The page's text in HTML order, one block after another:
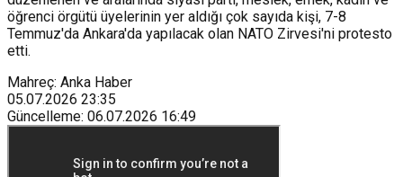
öğrenci örgütü üyelerinin yer aldığı çok sayıda kişi, 7-8
Temmuz'da Ankara'da yapılacak olan NATO Zirvesi'ni protesto
etti.
Mahreç: Anka Haber
05.07.2026 23:35
Güncelleme: 06.07.2026 16:49